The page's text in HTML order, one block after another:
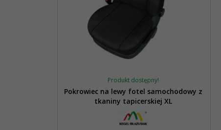
Produkt dostępny!
Pokrowiec na lewy fotel samochodowy z
tkaniny tapicerskiej XL